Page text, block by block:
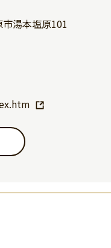
湯本塩原101